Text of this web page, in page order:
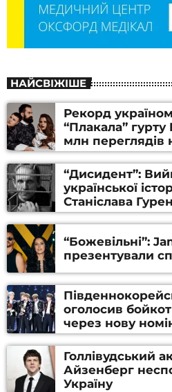
НАЙСВІЖІШЕ
Рекорд
“Плакала”
млн переглядів
“Дисидент”:
української
Станіслава
Алфьорова
“Божевільні”:
презентували
оголосив
через нову
Голлівудський
Айзенберг
Україну